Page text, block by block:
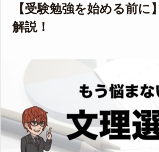
【受験勉強を始める前に
解説！